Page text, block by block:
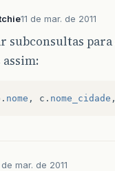
11 de mar. de 2011
subconsultas
. nome , c . nome_cidade ,
de mar. de 2011